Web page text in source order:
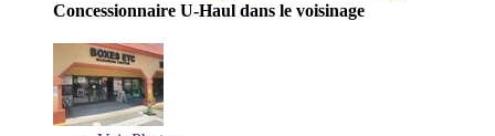
Concessionnaire U-Haul dans le voisinage